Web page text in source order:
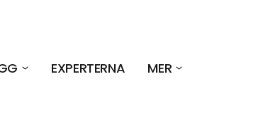
EXPERTERNA MER